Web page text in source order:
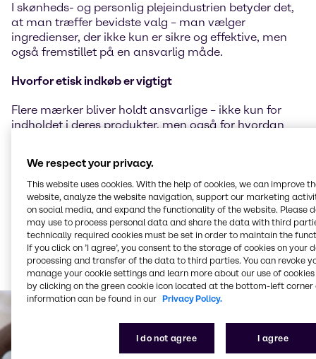
I skønheds- og personlig plejeindustrien betyder det,
at man træffer bevidste valg – man vælger
ingredienser, der ikke kun er sikre og effektive, men
også fremstillet på en ansvarlig måde.
Hvorfor etisk indkøb er vigtigt
Flere mærker bliver holdt ansvarlige – ikke kun for
indholdet i deres produkter, men også for hvordan
Sikre og rimelige arbejdsforhold
Beskyttelse af sårbare samfund
Respekt for biodiversitet og lokale miljøer
Gennemsigtige, sporbare forsyningskæder
Det handler om at opbygge tillid – hos forbrugerne,
hos partnerne og inden for din egen værdikæde.
We respect your privacy.
This website uses cookies. With the help of cookies, we can improve
website, analyze the website navigation, support our marketing
on social media, and expand the functionality of the website. Please
may use to process personal data and share the data with third
technically required cookies must be set in order to maintain the
If you click on ’I agree’, you consent to the storage of cookies on your
processing and transfer of the data to third parties. You can revoke
manage your cookie settings and learn more about our use of cookies
by clicking on the green cookie icon located at the bottom-left corner
information can be found in our Privacy Policy.
I do not agree I agree